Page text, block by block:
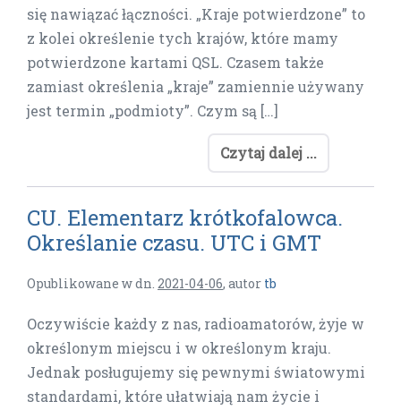
się nawiązać łączności. „Kraje potwierdzone” to
z kolei określenie tych krajów, które mamy
potwierdzone kartami QSL. Czasem także
zamiast określenia „kraje” zamiennie używany
jest termin „podmioty”. Czym są […]
Czytaj dalej ...
CU. Elementarz krótkofalowca.
Określanie czasu. UTC i GMT
Opublikowane w dn. 2021-04-06, autor tb
Oczywiście każdy z nas, radioamatorów, żyje w
określonym miejscu i w określonym kraju.
Jednak posługujemy się pewnymi światowymi
standardami, które ułatwiają nam życie i